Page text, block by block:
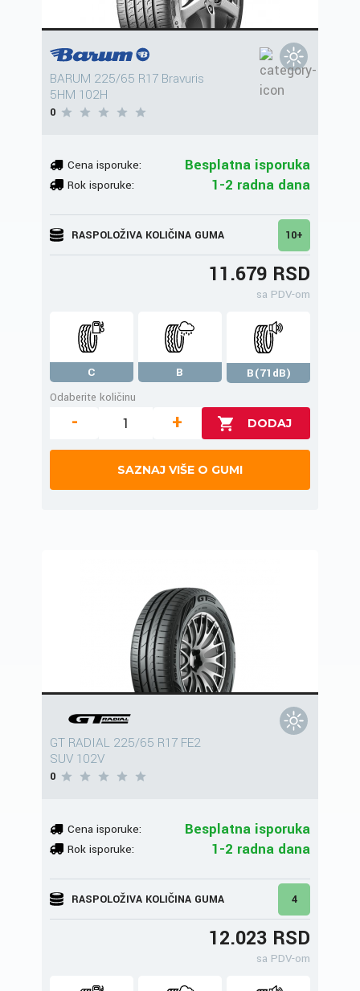
BARUM 225/65 R17 Bravuris
5HM 102H
0
Cena isporuke: Besplatna isporuka
Rok isporuke: 1-2 radna dana
RASPOLOŽIVA KOLIČINA GUMA 10+
11.679 RSD
sa PDV-om
C B
B(71dB)
Odaberite količinu
- +
SAZNAJ VIŠE O GUMI
GT RADIAL 225/65 R17 FE2
SUV 102V
0
Cena isporuke: Besplatna isporuka
Rok isporuke: 1-2 radna dana
RASPOLOŽIVA KOLIČINA GUMA 4
12.023 RSD
sa PDV-om